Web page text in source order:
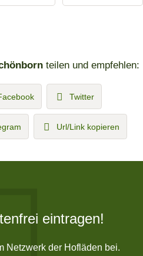
teilen und empfehlen:
Twitter
Url/Link kopieren
eintragen!
Netzwerk der Hofläden bei.